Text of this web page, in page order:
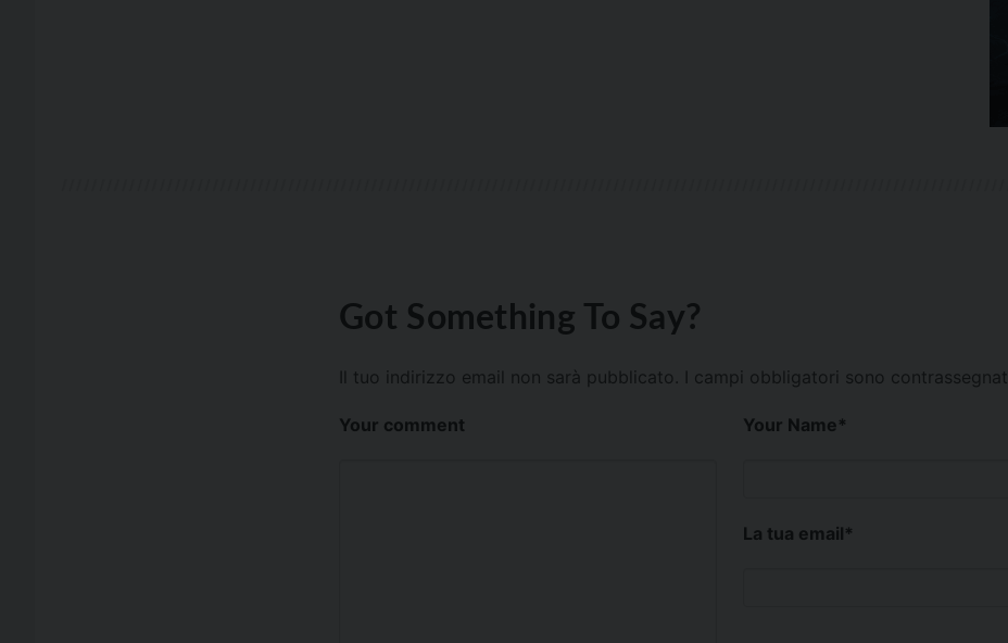
Got Something To Say?
Il tuo indirizzo email non sarà pubblicato. I campi obbligatori sono contrassegnati
Your comment Your Name*
La tua email*